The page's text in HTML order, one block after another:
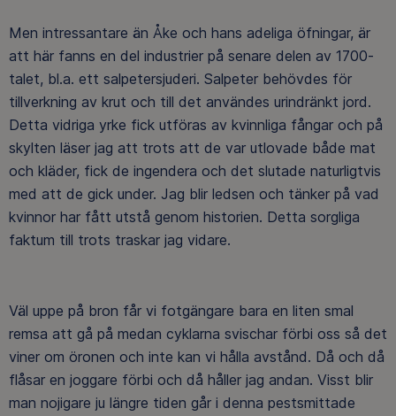
Men intressantare än Åke och hans adeliga öfningar, är
att här fanns en del industrier på senare delen av 1700-
talet, bl.a. ett salpetersjuderi. Salpeter behövdes för
tillverkning av krut och till det användes urindränkt jord.
Detta vidriga yrke fick utföras av kvinnliga fångar och på
skylten läser jag att trots att de var utlovade både mat
och kläder, fick de ingendera och det slutade naturligtvis
med att de gick under. Jag blir ledsen och tänker på vad
kvinnor har fått utstå genom historien. Detta sorgliga
faktum till trots traskar jag vidare.
Väl uppe på bron får vi fotgängare bara en liten smal
remsa att gå på medan cyklarna svischar förbi oss så det
viner om öronen och inte kan vi hålla avstånd. Då och då
flåsar en joggare förbi och då håller jag andan. Visst blir
man nojigare ju längre tiden går i denna pestsmittade